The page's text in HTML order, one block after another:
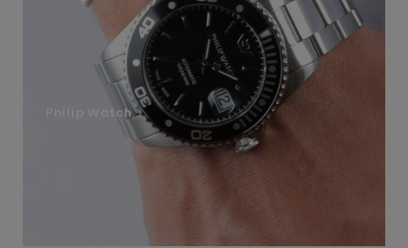
Philip Watch